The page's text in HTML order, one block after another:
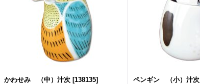
かわせみ （中）汁次 [138135]
ペンギン （小）汁次